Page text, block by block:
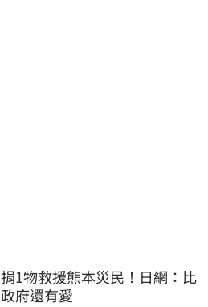
捐1物救援熊本災民！日網：比
政府還有愛